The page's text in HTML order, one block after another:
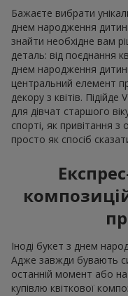
Бажаєте вибрати
днем народження
знайти необхідне вам
деталь: від поєднання
днем народження
центральний елемент
декору з квітів.
для дівчат старшого
спорті, як привітання
просто як спосіб
Іноді букет з днем
Адже завжди бувають
останній момент або
купівлю квіткової